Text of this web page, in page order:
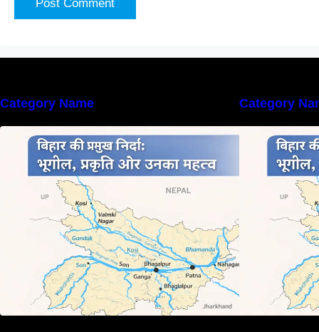
Category Name
बिहार की नदियों का विस्तृत अध्ययन |
Geography of Rivers in Bihar
Category